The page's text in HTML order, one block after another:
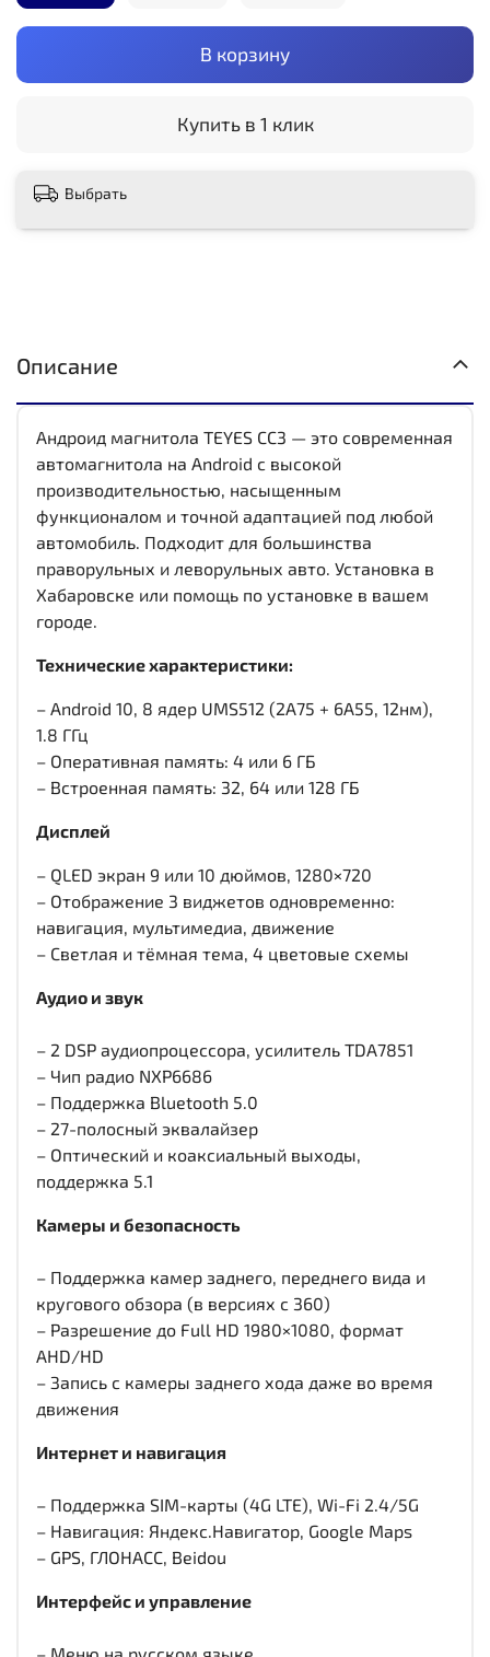
В корзину
Купить в 1 клик
Выбрать
Описание
Андроид магнитола TEYES CC3 — это современная
автомагнитола на Android с высокой
производительностью, насыщенным
функционалом и точной адаптацией под любой
автомобиль. Подходит для большинства
праворульных и леворульных авто. Установка в
Хабаровске или помощь по установке в вашем
городе.
Технические характеристики:
– Android 10, 8 ядер UMS512 (2A75 + 6A55, 12нм),
1.8 ГГц
– Оперативная память: 4 или 6 ГБ
– Встроенная память: 32, 64 или 128 ГБ
Дисплей
– QLED экран 9 или 10 дюймов, 1280×720
– Отображение 3 виджетов одновременно:
навигация, мультимедиа, движение
– Светлая и тёмная тема, 4 цветовые схемы
Аудио и звук
– 2 DSP аудиопроцессора, усилитель TDA7851
– Чип радио NXP6686
– Поддержка Bluetooth 5.0
– 27-полосный эквалайзер
– Оптический и коаксиальный выходы,
поддержка 5.1
Камеры и безопасность
– Поддержка камер заднего, переднего вида и
кругового обзора (в версиях с 360)
– Разрешение до Full HD 1980×1080, формат
AHD/HD
– Запись с камеры заднего хода даже во время
движения
Интернет и навигация
– Поддержка SIM-карты (4G LTE), Wi-Fi 2.4/5G
– Навигация: Яндекс.Навигатор, Google Maps
– GPS, ГЛОНАСС, Beidou
Интерфейс и управление